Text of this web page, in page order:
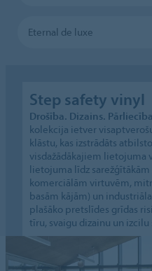
Eternal de luxe
Step safety vinyl
Drošība. Dizains.
kolekcija ietver
klāstu, kas izstrādāts
visdažādākajiem lietojuma
lietojuma līdz
komerciālām virtuvēm,
basām kājām) un
plašāko pretslīdes grīdas
tīru, svaigu dizainu un izcilu